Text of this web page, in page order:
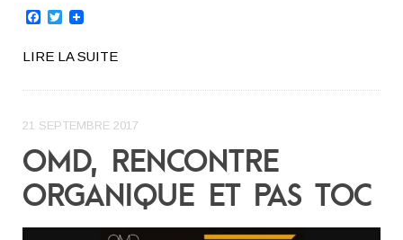
Facebook
Twitter
LIRE LA SUITE
21 SEPTEMBRE 2017
OMD, RENCONTRE
ORGANIQUE ET PAS TOC